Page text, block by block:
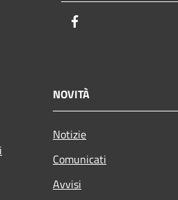
NOVITÀ
Notizie
Comunicati
Avvisi